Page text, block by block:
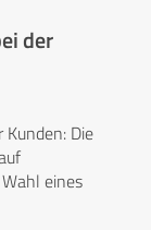
der
Die
eines